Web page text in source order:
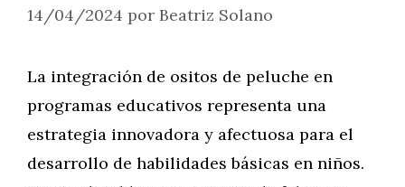
14/04/2024 por Beatriz Solano
La integración de ositos de peluche en
programas educativos representa una
estrategia innovadora y afectuosa para el
desarrollo de habilidades básicas en niños.